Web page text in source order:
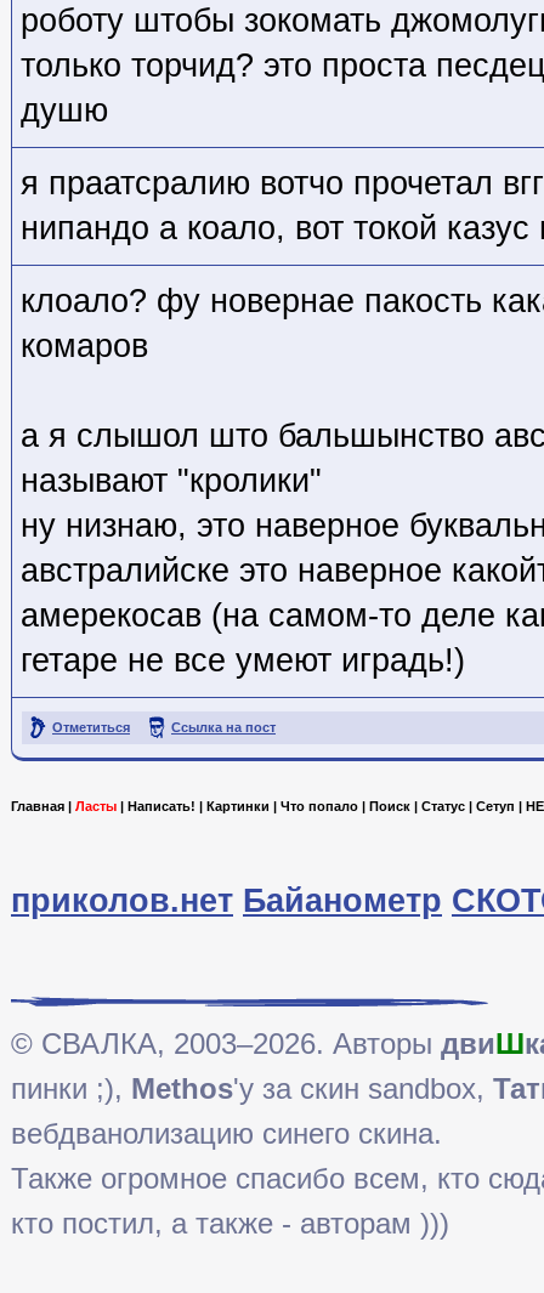
роботу штобы зокомать
только торчид? это проста
душю
я праатсралию вотчо прочетал
нипандо а коало, вот токой
клоало? фу новернае пакость
комаров
а я слышол што бальшынство
называют "кролики"
ну низнаю, это наверное
австралийске это наверное
амерекосав (на самом-то деле
гетаре не все умеют иградь!)
Отметиться Ссылка на пост
Главная Ласты Написать! Картинки Что попало Поиск Статус Сетуп
приколов.нет Байанометр
© СВАЛКА, 2003–2026. Авторы двиШ
пинки ;), Methos'у за скин sandbox,
вебдванолизацию синего скина.
Также огромное спасибо всем, кто
кто постил, а также - авторам )))